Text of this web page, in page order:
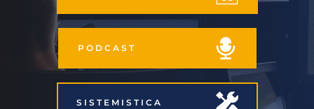
PODCAST
SISTEMISTICA